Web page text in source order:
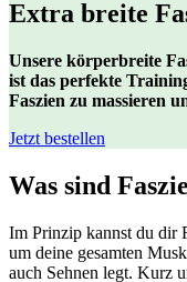
Extra breite
Unsere körperbreite
ist das perfekte
Faszien zu massieren
Jetzt bestellen
Was sind
Im Prinzip kannst du dir
um deine gesamten
auch Sehnen legt. Kurz